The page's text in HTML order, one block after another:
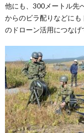
他にも、300メートル先
からのビラ配りなどに
のドローン活用につなげ